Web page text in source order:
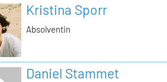
Kristina Sporr
Absolventin
Daniel Stammet